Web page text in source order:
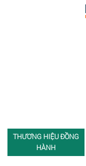
THƯƠNG HIỆU ĐỒNG
HÀNH